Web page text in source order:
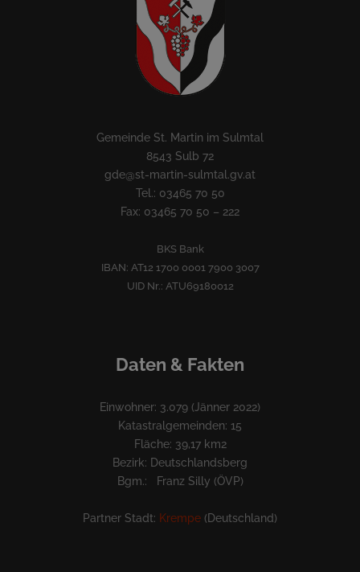
Gemeinde St. Martin im Sulmtal
8543 Sulb 72
gde@st-martin-sulmtal.gv.at
Tel.: 03465 70 50
Fax: 03465 70 50 – 222
BKS Bank
IBAN: AT12 1700 0001 7900 3007
UID Nr.: ATU69180012
Daten & Fakten
Einwohner: 3.079 (Jänner 2022)
Katastralgemeinden: 15
Fläche: 39,17 km2
Bezirk: Deutschlandsberg
Bgm.: Franz Silly (ÖVP)
Partner Stadt: Krempe (Deutschland)